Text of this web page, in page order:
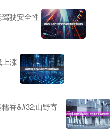
驶安全性
上涨
香&#32;山野寄